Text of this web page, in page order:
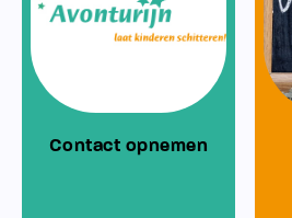
Contact opnemen